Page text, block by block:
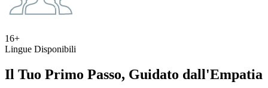
16+
Lingue Disponibili
Il Tuo Primo Passo, Guidato dall'Empatia